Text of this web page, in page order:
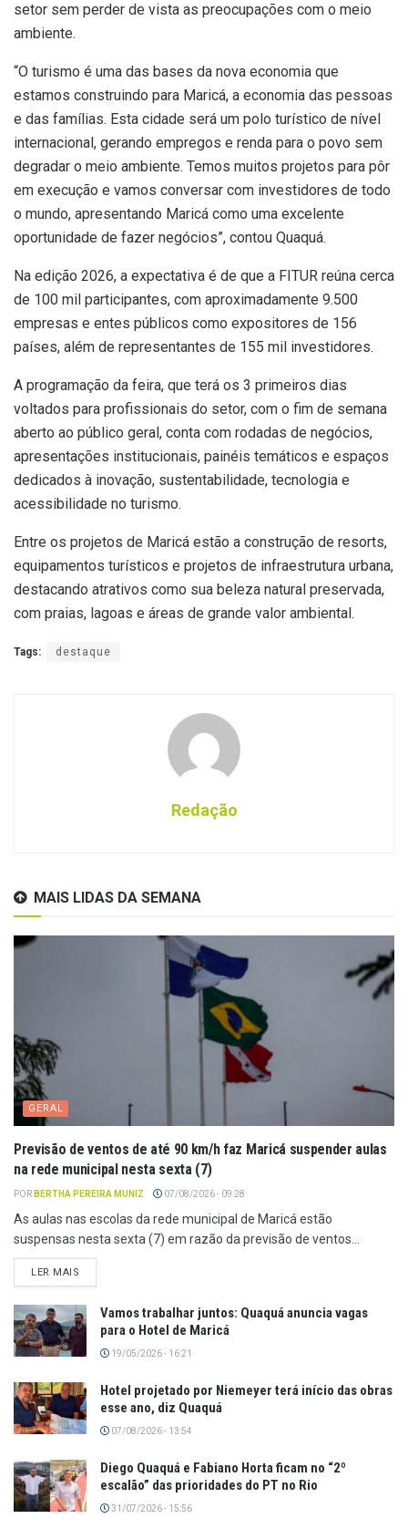
setor sem perder de vista as preocupações com o meio
ambiente.
“O turismo é uma das bases da nova economia que
estamos construindo para Maricá, a economia das pessoas
e das famílias. Esta cidade será um polo turístico de nível
internacional, gerando empregos e renda para o povo sem
degradar o meio ambiente. Temos muitos projetos para pôr
em execução e vamos conversar com investidores de todo
o mundo, apresentando Maricá como uma excelente
oportunidade de fazer negócios”, contou Quaquá.
Na edição 2026, a expectativa é de que a FITUR reúna cerca
de 100 mil participantes, com aproximadamente 9.500
empresas e entes públicos como expositores de 156
países, além de representantes de 155 mil investidores.
A programação da feira, que terá os 3 primeiros dias
voltados para profissionais do setor, com o fim de semana
aberto ao público geral, conta com rodadas de negócios,
apresentações institucionais, painéis temáticos e espaços
dedicados à inovação, sustentabilidade, tecnologia e
acessibilidade no turismo.
Entre os projetos de Maricá estão a construção de resorts,
equipamentos turísticos e projetos de infraestrutura urbana,
destacando atrativos como sua beleza natural preservada,
com praias, lagoas e áreas de grande valor ambiental.
Tags: destaque
Redação
MAIS LIDAS DA SEMANA
GERAL
Previsão de ventos de até 90 km/h faz Maricá suspender aulas
na rede municipal nesta sexta (7)
POR BERTHA PEREIRA MUNIZ 07/08/2026 - 09:28
As aulas nas escolas da rede municipal de Maricá estão
suspensas nesta sexta (7) em razão da previsão de ventos...
LER MAIS
Vamos trabalhar juntos: Quaquá anuncia vagas
para o Hotel de Maricá
19/05/2026 - 16:21
Hotel projetado por Niemeyer terá início das obras
esse ano, diz Quaquá
07/08/2026 - 13:54
Diego Quaquá e Fabiano Horta ficam no “2º
escalão” das prioridades do PT no Rio
31/07/2026 - 15:56